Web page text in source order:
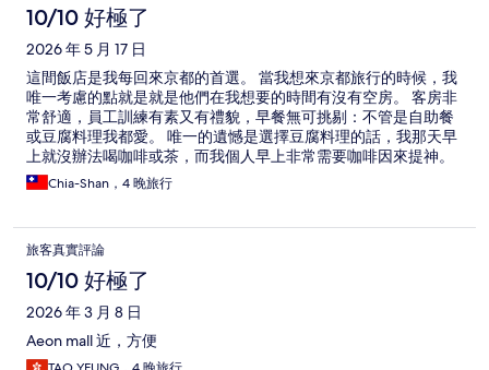
10/10 好極了
2026 年 5 月 17 日
這間飯店是我每回來京都的首選。 當我想來京都旅行的時候，我
唯一考慮的點就是就是他們在我想要的時間有沒有空房。 客房非
常舒適，員工訓練有素又有禮貌，早餐無可挑剔：不管是自助餐
或豆腐料理我都愛。 唯一的遺憾是選擇豆腐料理的話，我那天早
上就沒辦法喝咖啡或茶，而我個人早上非常需要咖啡因來提神。
Chia-Shan，4 晚旅行
旅客真實評論
10/10 好極了
2026 年 3 月 8 日
Aeon mall 近，方便